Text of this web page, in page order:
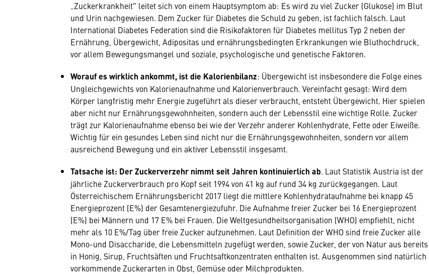
„Zuckerkrankheit" leitet sich von einem Hauptsymptom ab: Es wird zu viel Zucker (Glukose) im Blut
und Urin nachgewiesen. Dem Zucker für Diabetes die Schuld zu geben, ist fachlich falsch. Laut
International Diabetes Federation sind die Risikofaktoren für Diabetes mellitus Typ 2 neben der
Ernährung, Übergewicht, Adipositas und ernährungsbedingten Erkrankungen wie Bluthochdruck,
vor allem Bewegungsmangel und soziale, psychologische und genetische Faktoren.
Worauf es wirklich ankommt, ist die Kalorienbilanz: Übergewicht ist insbesondere die Folge eines
Ungleichgewichts von Kalorienaufnahme und Kalorienverbrauch. Vereinfacht gesagt: Wird dem
Körper langfristig mehr Energie zugeführt als dieser verbraucht, entsteht Übergewicht. Hier spielen
aber nicht nur Ernährungsgewohnheiten, sondern auch der Lebensstil eine wichtige Rolle. Zucker
trägt zur Kalorienaufnahme ebenso bei wie der Verzehr anderer Kohlenhydrate, Fette oder Eiweiße.
Wichtig für ein gesundes Leben sind nicht nur die Ernährungsgewohnheiten, sondern vor allem
ausreichend Bewegung und ein aktiver Lebensstil insgesamt.
Tatsache ist: Der Zuckerverzehr nimmt seit Jahren kontinuierlich ab. Laut Statistik Austria ist der
jährliche Zuckerverbrauch pro Kopf seit 1994 von 41 kg auf rund 34 kg zurückgegangen. Laut
Österreichischem Ernährungsbericht 2017 liegt die mittlere Kohlenhydrataufnahme bei knapp 45
Energieprozent (E%) der Gesamtenergiezufuhr. Die Aufnahme freier Zucker bei 16 Energieprozent
(E%) bei Männern und 17 E% bei Frauen. Die Weltgesundheitsorganisation (WHO) empfiehlt, nicht
mehr als 10 E%/Tag über freie Zucker aufzunehmen. Laut Definition der WHO sind freie Zucker alle
Mono-und Disaccharide, die Lebensmitteln zugefügt werden, sowie Zucker, der von Natur aus bereits
in Honig, Sirup, Fruchtsäften und Fruchtsaftkonzentraten enthalten ist. Ausgenommen sind natürlich
vorkommende Zuckerarten in Obst, Gemüse oder Milchprodukten.